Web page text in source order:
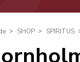
SHOP SPIRITUS